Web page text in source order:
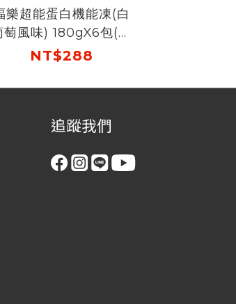
樂超能蛋白機能凍(白
萄風味) 180gX6包(預
購商品：預計8/18開始
NT$288
追蹤我們